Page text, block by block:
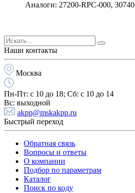
Аналоги: 27200-RPC-000, 30740
Наши контакты
Москва
Пн-Пт: с 10 до 18; Cб: с 10 до 14
Вс: выходной
akpp@mskakpp.ru
Быстрый переход
Обратная связь
Вопросы и ответы
О компании
Подбор по параметрам
Каталог
Поиск по коду